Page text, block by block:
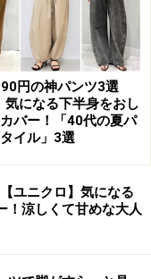
円の神パンツ3選
気になる下半身をおし
バー！「40代の夏パ
イル」3選
ユニクロ】気になる
！涼しくて甘めな大人